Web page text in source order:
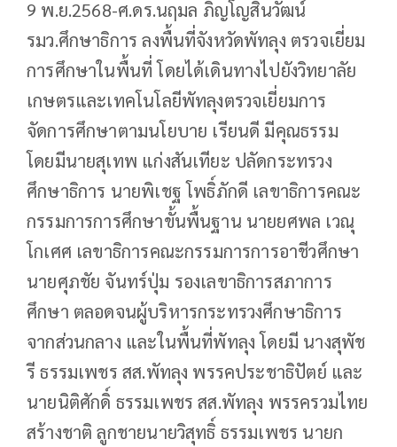
9 พ.ย.2568-ศ.ดร.นฤมล ภิญโญสินวัฒน์
รมว.ศึกษาธิการ ลงพื้นที่จังหวัดพัทลุง ตรวจเยี่ยม
การศึกษาในพื้นที่ โดยได้เดินทางไปยังวิทยาลัย
เกษตรและเทคโนโลยีพัทลุงตรวจเยี่ยมการ
จัดการศึกษาตามนโยบาย เรียนดี มีคุณธรรม
โดยมีนายสุเทพ แก่งสันเทียะ ปลัดกระทรวง
ศึกษาธิการ นายพิเชฐ โพธิ์ภักดี เลขาธิการคณะ
กรรมการการศึกษาขั้นพื้นฐาน นายยศพล เวณุ
โกเศศ เลขาธิการคณะกรรมการการอาชีวศึกษา
นายศุภชัย จันทร์ปุ่ม รองเลขาธิการสภาการ
ศึกษา ตลอดจนผู้บริหารกระทรวงศึกษาธิการ
จากส่วนกลาง และในพื้นที่พัทลุง โดยมี นางสุพัช
รี ธรรมเพชร สส.พัทลุง พรรคประชาธิปัตย์ และ
นายนิติศักดิ์ ธรรมเพชร สส.พัทลุง พรรครวมไทย
สร้างชาติ ลูกชายนายวิสุทธิ์ ธรรมเพชร นายก